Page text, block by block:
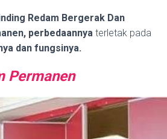
Redam Bergerak Dan
perbedaannya terletak pada
dan fungsinya.
Permanen